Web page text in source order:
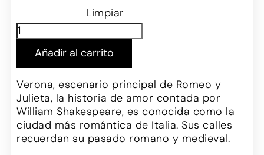
Limpiar
Añadir al carrito
Verona, escenario principal de Romeo y
Julieta, la historia de amor contada por
William Shakespeare, es conocida como la
ciudad más romántica de Italia. Sus calles
recuerdan su pasado romano y medieval.